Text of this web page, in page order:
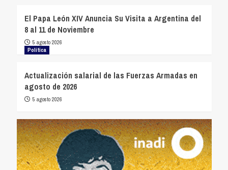
El Papa León XIV Anuncia Su Visita a Argentina del
8 al 11 de Noviembre
5 agosto 2026
Política
Actualización salarial de las Fuerzas Armadas en
agosto de 2026
5 agosto 2026